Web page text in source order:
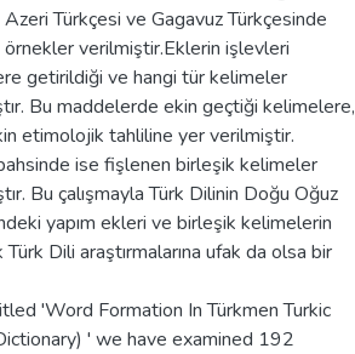
Türkçesi ve Gagavuz Türkçesinde
verilmiştir.Eklerin işlevleri
getirildiği ve hangi tür kelimeler
Bu maddelerde ekin geçtiği kelimelere,
etimolojik tahliline yer verilmiştir.
ise fişlenen birleşik kelimeler
Bu çalışmayla Türk Dilinin Doğu Oğuz
yapım ekleri ve birleşik kelimelerin
Dili araştırmalarına ufak da olsa bir
'Word Formation In Türkmen Turkic
' we have examined 192